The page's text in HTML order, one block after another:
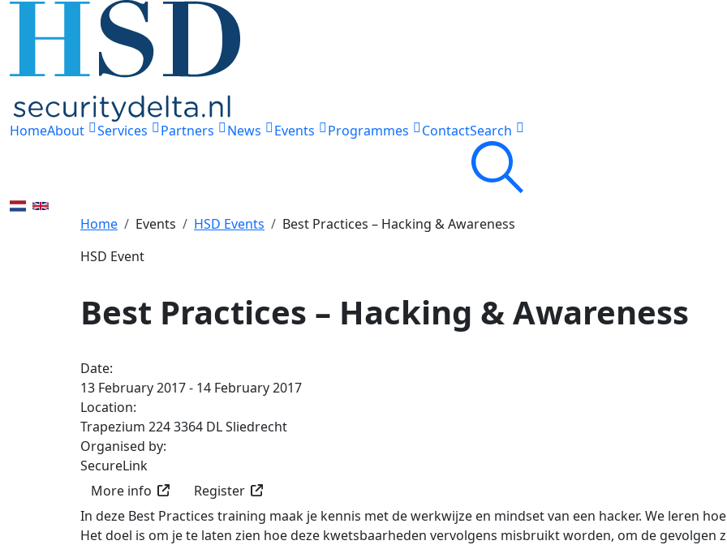
HomeAbout Services Partners News Events Programmes ContactSearch
Home Events HSD Events
Best Practices – Hacking & Awareness
HSD Event
Best Practices – Hacking & Awareness
Date:
13 February 2017 - 14 February 2017
Location:
Trapezium 224 3364 DL Sliedrecht
Organised by:
SecureLink
More info
Register
In deze Best Practices training maak je kennis met de werkwijze en mindset van een hacker. We leren
Het doel is om je te laten zien hoe deze kwetsbaarheden vervolgens misbruikt worden, om de gevolgen